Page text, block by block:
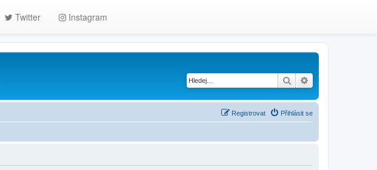
Twitter Instagram
Hledat
Přihlásit se
Registrovat